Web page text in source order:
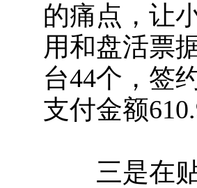
的痛点，让
用和盘活票
台44个，签
支付金额
三是在贴